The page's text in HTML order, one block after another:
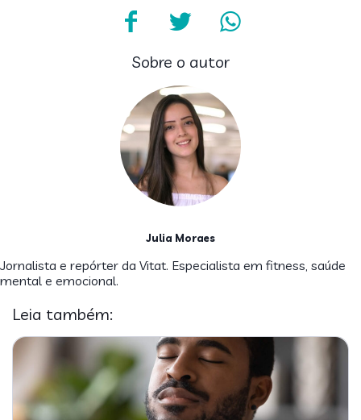
Sobre o autor
Julia Moraes
Jornalista e repórter da Vitat. Especialista em fitness, saúde
mental e emocional.
Leia também: